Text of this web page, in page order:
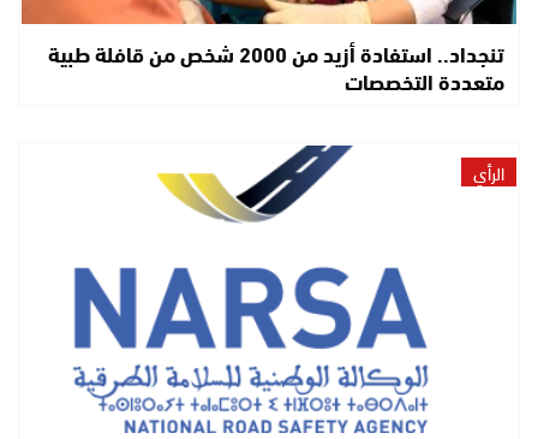
تنجداد.. استفادة أزيد من 2000 شخص من قافلة طبية
متعددة التخصصات
الرأي